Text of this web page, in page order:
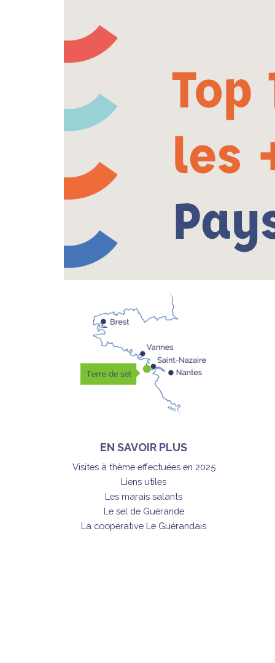
EN SAVOIR PLUS
Visites à thème effectuées en 2025
Liens utiles
Les marais salants
Le sel de Guérande
La coopérative Le Guérandais